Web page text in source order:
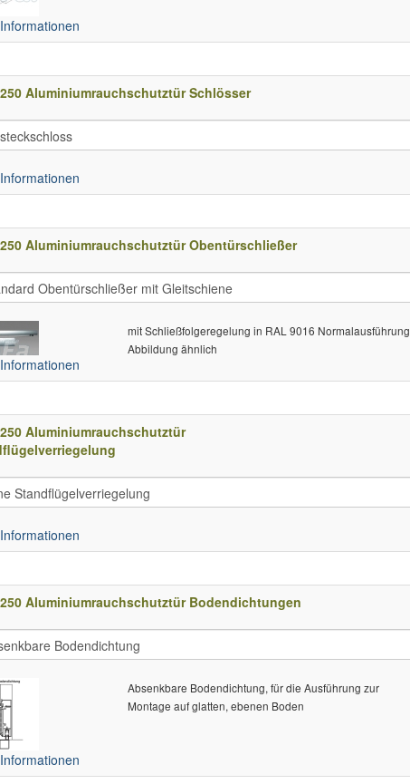
Aluminiumrauchschutztür Schlösser
Aluminiumrauchschutztür Obentürschließer
mit Schließfolgeregelung in RAL 9016 Normalausführung
Abbildung ähnlich
Aluminiumrauchschutztür
Aluminiumrauchschutztür Bodendichtungen
Absenkbare Bodendichtung, für die Ausführung zur
Montage auf glatten, ebenen Boden